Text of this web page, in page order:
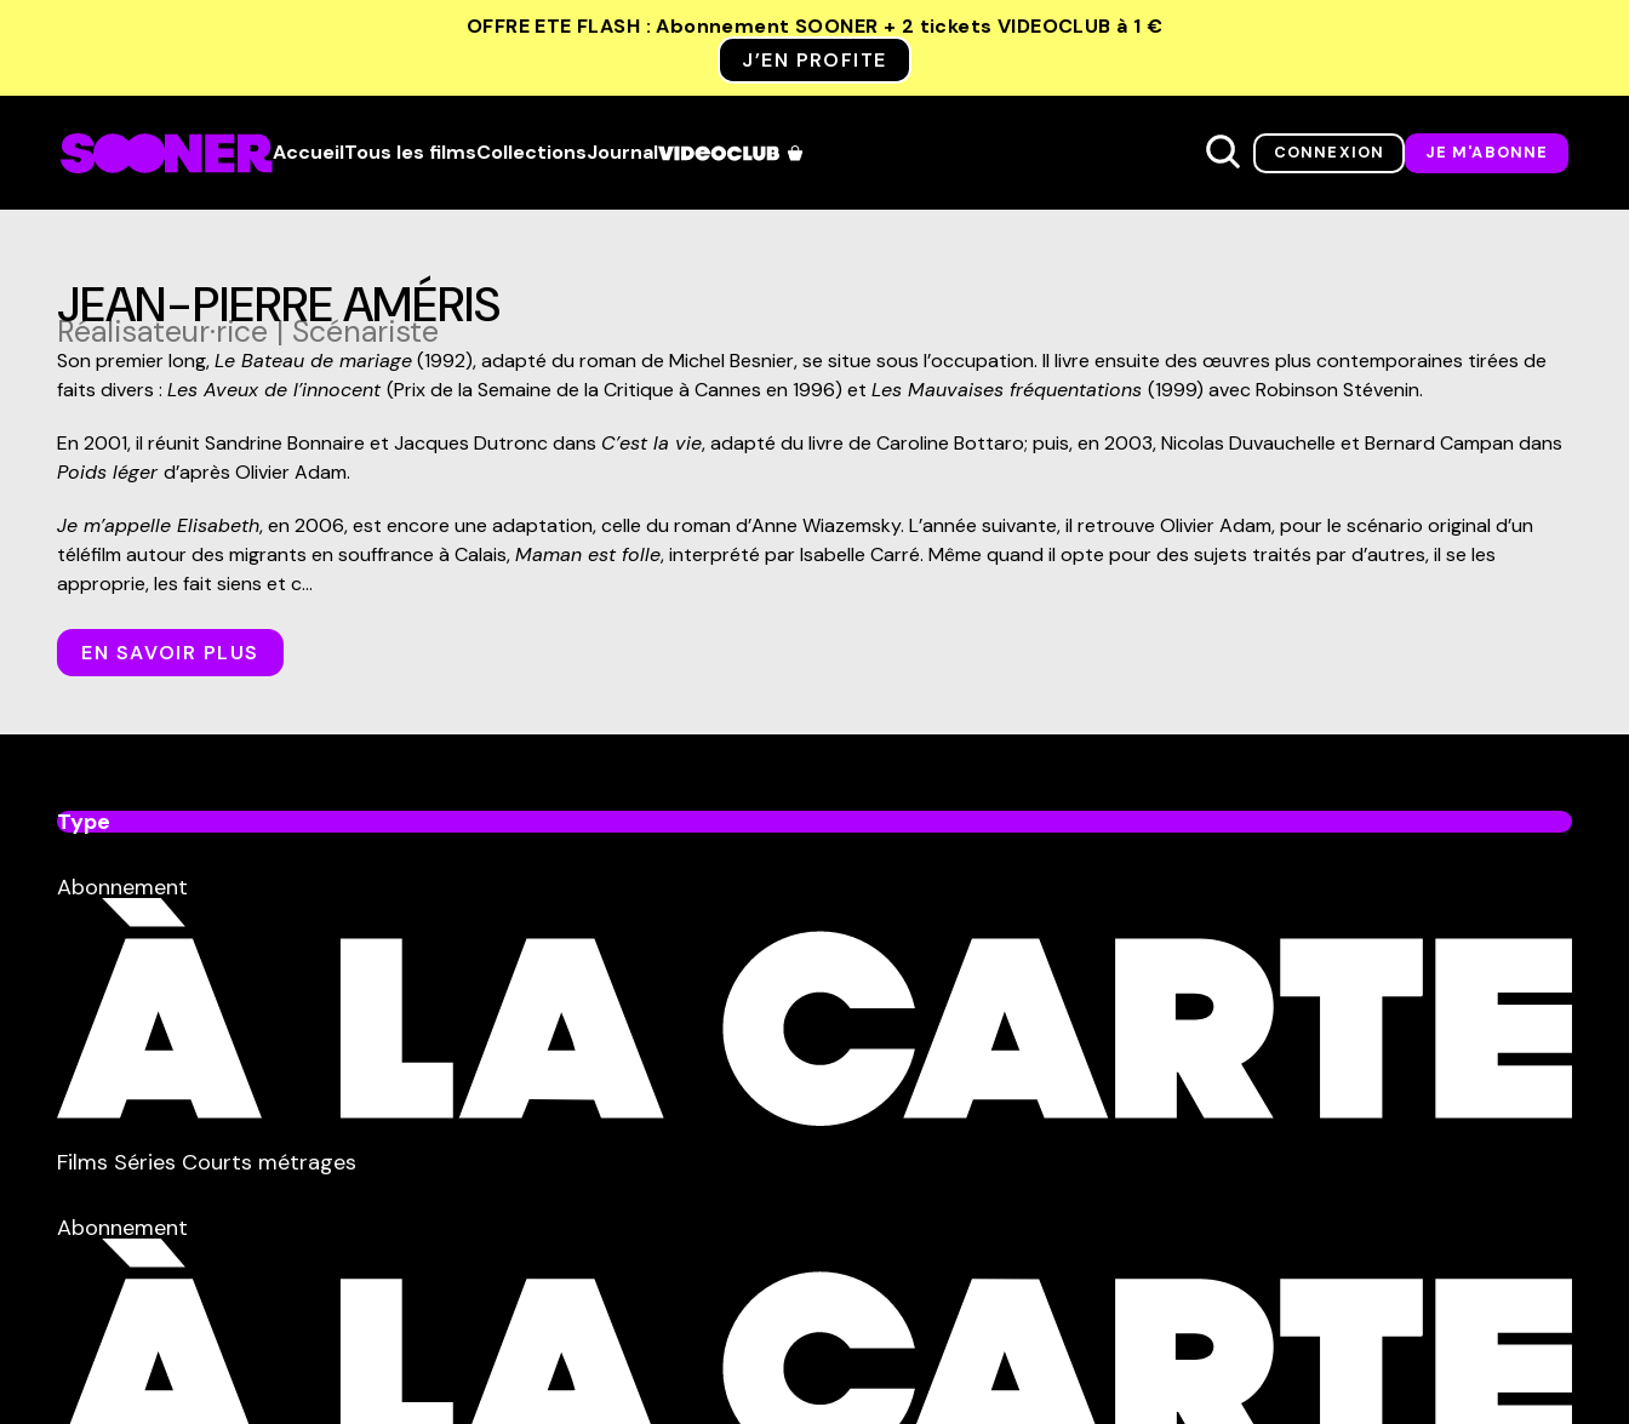
OFFRE ETE FLASH : Abonnement SOONER + 2 tickets VIDEOCLUB à 1 €
J’EN PROFITE
AccueilTous les filmsCollectionsJournal CONNEXION JE M'ABONNE
JEAN-PIERRE AMÉRIS
Réalisateur·rice | Scénariste
Son premier long,Le Bateau de mariage(1992), adapté du roman de Michel Besnier, se situe sous l’occupation. Il livre ensuite des œuvres plus contemporaines tirées de
faits divers : Les Aveux de l’innocent(Prix de la Semaine de la Critique à Cannes en 1996) et Les Mauvaises fréquentations (1999) avec Robinson Stévenin.
En 2001, il réunit Sandrine Bonnaire et Jacques Dutronc dans C’est la vie, adapté du livre de Caroline Bottaro; puis, en 2003, Nicolas Duvauchelle et Bernard Campan dans
Poids légerd’après Olivier Adam.
Je m’appelle Elisabeth, en 2006, est encore une adaptation, celle du roman d’Anne Wiazemsky. L’année suivante, il retrouve Olivier Adam, pour le scénario original d’un
téléfilm autour des migrants en souffrance à Calais,Maman est folle, interprété par Isabelle Carré. Même quand il opte pour des sujets traités par d’autres, il se les
approprie, les fait siens et c...
EN SAVOIR PLUS
Type
dans
Abonnement
Films Séries Courts métrages
Abonnement